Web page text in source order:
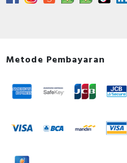
Metode Pembayaran